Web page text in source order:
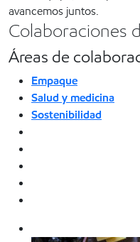
avancemos juntos.
Colaboraciones
Áreas de
Empaque
Salud y medicina
Sostenibilidad